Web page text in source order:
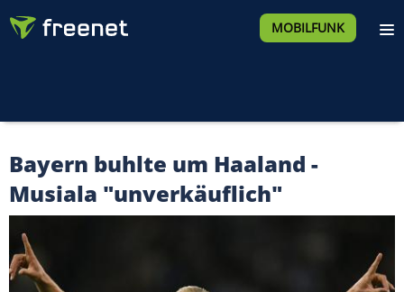
MOBILFUNK
Bayern buhlte um Haaland -
Musiala "unverkäuflich"